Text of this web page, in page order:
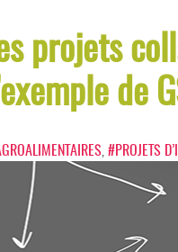
projets
de
#PROJETS